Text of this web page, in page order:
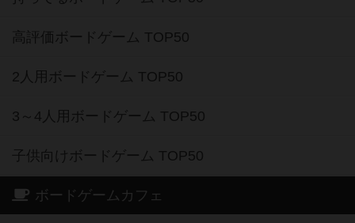
高評価ボードゲーム TOP50
2人用ボードゲーム TOP50
3～4人用ボードゲーム TOP50
子供向けボードゲーム TOP50
ボードゲームカフェ